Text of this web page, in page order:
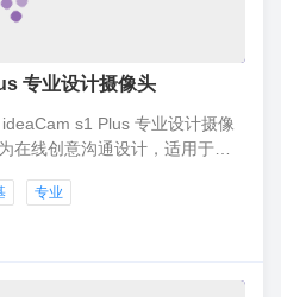
专业设计摄像头
s1 Plus 专业设计摄像
在线创意沟通设计，适用于设
方向，自动呈现正视角，为了
专业